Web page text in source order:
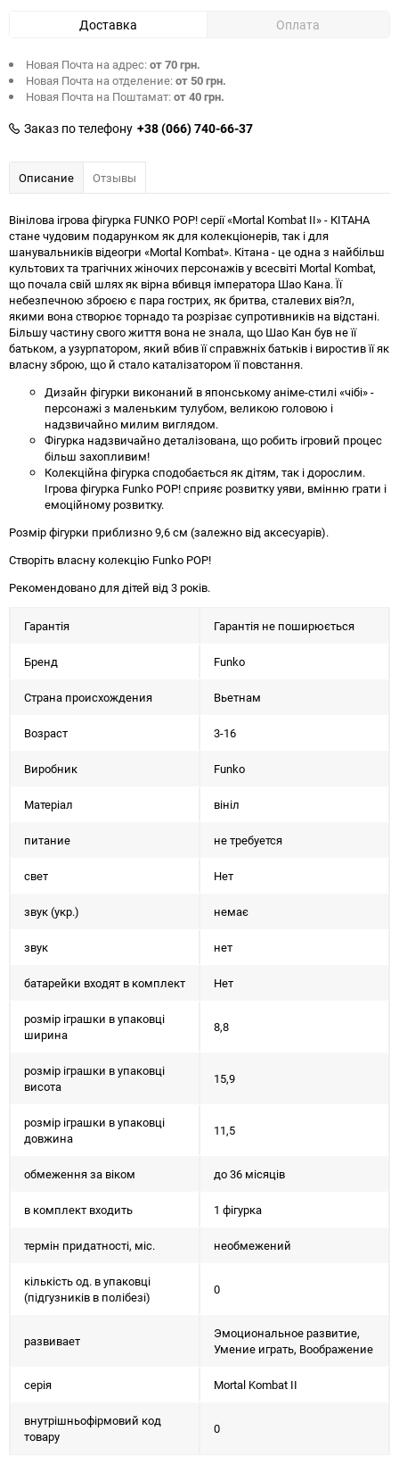
Доставка Оплата
Новая Почта на адрес:от 70 грн.
Новая Почта на отделение:от 50 грн.
Новая Почта на Поштамат:от 40 грн.
Заказ по телефону +38 (066) 740-66-37
Описание Отзывы
Вінілова ігрова фігурка FUNKO POP! серії «Mortal Kombat II» - КІТАНА
стане чудовим подарунком як для колекціонерів, так і для
шанувальників відеогри «Mortal Kombat». Кітана - це одна з найбільш
культових та трагічних жіночих персонажів у всесвіті Mortal Kombat,
що почала свій шлях як вірна вбивця імператора Шао Кана. Її
небезпечною зброєю є пара гострих, як бритва, сталевих вія?л,
якими вона створює торнадо та розрізає супротивників на відстані.
Більшу частину свого життя вона не знала, що Шао Кан був не її
батьком, а узурпатором, який вбив її справжніх батьків і виростив її як
власну зброю, що й стало каталізатором її повстання.
Дизайн фігурки виконаний в японському аніме-стилі «чібі» -
персонажі з маленьким тулубом, великою головою і
надзвичайно милим виглядом.
Фігурка надзвичайно деталізована, що робить ігровий процес
більш захопливим!
Колекційна фігурка сподобається як дітям, так і дорослим.
Ігрова фігурка Funko POP! сприяє розвитку уяви, вмінню грати і
емоційному розвитку.
Розмір фігурки приблизно 9,6 см (залежно від аксесуарів).
Створіть власну колекцію Funko POP!
Рекомендовано для дітей від 3 років.
Гарантія Гарантія не поширюється
Бренд Funko
Страна происхождения Вьетнам
Возраст 3-16
Виробник Funko
Матеріал вініл
питание не требуется
свет Нет
звук (укр.) немає
звук нет
батарейки входят в комплект Нет
розмір іграшки в упаковці
ширина
8,8
розмір іграшки в упаковці
висота
15,9
розмір іграшки в упаковці
довжина
11,5
обмеження за віком до 36 місяців
в комплект входить 1 фігурка
термін придатності, міс. необмежений
кількість од. в упаковці
(підгузників в полібезі)
0
развивает
Эмоциональное развитие,
Умение играть, Воображение
серія Mortal Kombat II
внутрішньофірмовий код
товару
0